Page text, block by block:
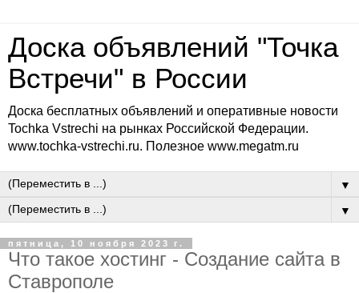
Доска объявлений "Точка
Встречи" в России
Доска бесплатных объявлений и оперативные новости
Tochka Vstrechi на рынках Российской Федерации.
www.tochka-vstrechi.ru. Полезное www.megatm.ru
▼
▼
пятница, 10 ноября 2023 г.
Что такое хостинг - Создание сайта в
Ставрополе